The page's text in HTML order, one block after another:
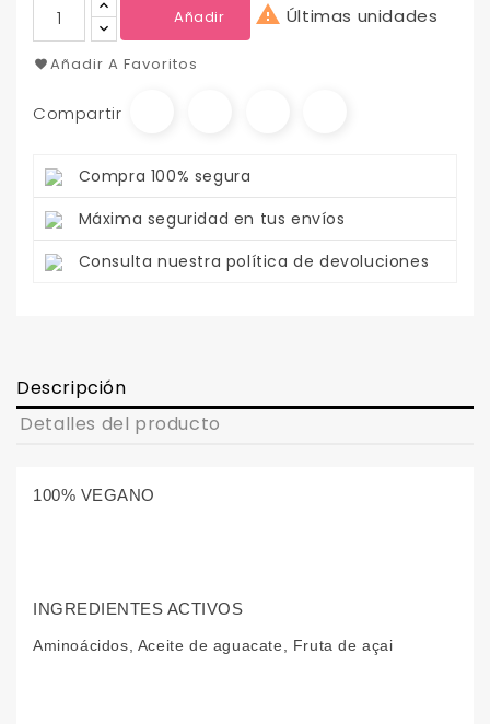
Añadir  Últimas unidades
Añadir A Favoritos
Compartir
Compra 100% segura
Máxima seguridad en tus envíos
Consulta nuestra política de devoluciones
Descripción
Detalles del producto
100% VEGANO
INGREDIENTES ACTIVOS
Aminoácidos, Aceite de aguacate, Fruta de açai